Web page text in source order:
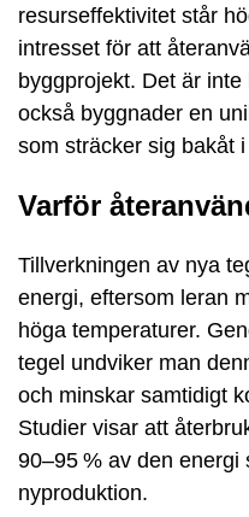
resurseffektivitet står
intresset för att
byggprojekt. Det är
också byggnader en
som sträcker sig bakåt
Varför
Tillverkningen av nya
energi, eftersom leran
höga temperaturer.
tegel undviker man
och minskar samtidigt
Studier visar att
90–95 % av den energi
nyproduktion.